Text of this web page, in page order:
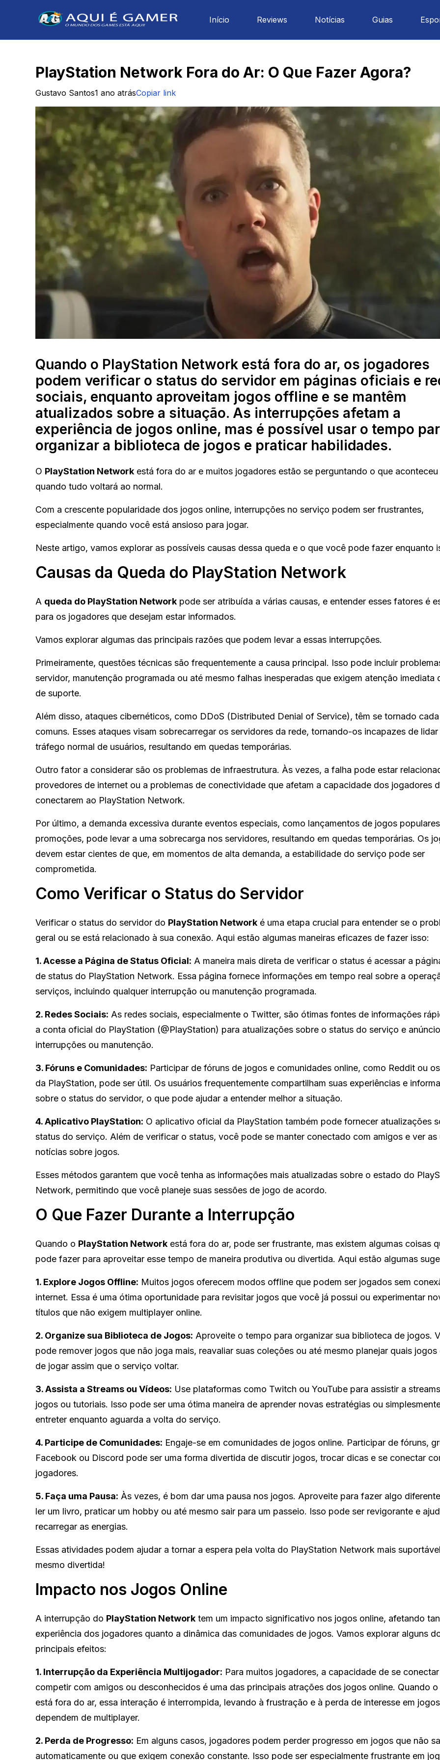
Início Reviews Notícias Guias
PlayStation Network Fora do Ar: O Que Fazer Agora?
Gustavo Santos1 ano atrásCopiar link
Quando o PlayStation Network está fora do ar, os jogadores
podem verificar o status do servidor em páginas oficiais e
sociais, enquanto aproveitam jogos offline e se mantêm
atualizados sobre a situação. As interrupções afetam a
experiência de jogos online, mas é possível usar o tempo
organizar a biblioteca de jogos e praticar habilidades.
O PlayStation Network está fora do ar e muitos jogadores estão se perguntando o que aconteceu
quando tudo voltará ao normal.
Com a crescente popularidade dos jogos online, interrupções no serviço podem ser frustrantes,
especialmente quando você está ansioso para jogar.
Neste artigo, vamos explorar as possíveis causas dessa queda e o que você pode fazer enquanto
Causas da Queda do PlayStation Network
A queda do PlayStation Network pode ser atribuída a várias causas, e entender esses fatores é
para os jogadores que desejam estar informados.
Vamos explorar algumas das principais razões que podem levar a essas interrupções.
Primeiramente, questões técnicas são frequentemente a causa principal. Isso pode incluir
servidor, manutenção programada ou até mesmo falhas inesperadas que exigem atenção imediata
de suporte.
Além disso, ataques cibernéticos, como DDoS (Distributed Denial of Service), têm se tornado
comuns. Esses ataques visam sobrecarregar os servidores da rede, tornando-os incapazes de
tráfego normal de usuários, resultando em quedas temporárias.
Outro fator a considerar são os problemas de infraestrutura. Às vezes, a falha pode estar
provedores de internet ou a problemas de conectividade que afetam a capacidade dos jogadores
conectarem ao PlayStation Network.
Por último, a demanda excessiva durante eventos especiais, como lançamentos de jogos
promoções, pode levar a uma sobrecarga nos servidores, resultando em quedas temporárias. Os
devem estar cientes de que, em momentos de alta demanda, a estabilidade do serviço pode ser
comprometida.
Como Verificar o Status do Servidor
Verificar o status do servidor do PlayStation Network é uma etapa crucial para entender se o
geral ou se está relacionado à sua conexão. Aqui estão algumas maneiras eficazes de fazer isso:
1. Acesse a Página de Status Oficial: A maneira mais direta de verificar o status é acessar a
de status do PlayStation Network. Essa página fornece informações em tempo real sobre a
serviços, incluindo qualquer interrupção ou manutenção programada.
2. Redes Sociais: As redes sociais, especialmente o Twitter, são ótimas fontes de informações
a conta oficial do PlayStation (@PlayStation) para atualizações sobre o status do serviço e
interrupções ou manutenção.
3. Fóruns e Comunidades: Participar de fóruns de jogos e comunidades online, como Reddit ou
da PlayStation, pode ser útil. Os usuários frequentemente compartilham suas experiências e
sobre o status do servidor, o que pode ajudar a entender melhor a situação.
4. Aplicativo PlayStation: O aplicativo oficial da PlayStation também pode fornecer atualizações
status do serviço. Além de verificar o status, você pode se manter conectado com amigos e ver as
notícias sobre jogos.
Esses métodos garantem que você tenha as informações mais atualizadas sobre o estado do
Network, permitindo que você planeje suas sessões de jogo de acordo.
O Que Fazer Durante a Interrupção
Quando o PlayStation Network está fora do ar, pode ser frustrante, mas existem algumas coisas
pode fazer para aproveitar esse tempo de maneira produtiva ou divertida. Aqui estão algumas
1. Explore Jogos Offline: Muitos jogos oferecem modos offline que podem ser jogados sem
internet. Essa é uma ótima oportunidade para revisitar jogos que você já possui ou experimentar
títulos que não exigem multiplayer online.
2. Organize sua Biblioteca de Jogos: Aproveite o tempo para organizar sua biblioteca de jogos.
pode remover jogos que não joga mais, reavaliar suas coleções ou até mesmo planejar quais jogos
de jogar assim que o serviço voltar.
3. Assista a Streams ou Vídeos: Use plataformas como Twitch ou YouTube para assistir a
jogos ou tutoriais. Isso pode ser uma ótima maneira de aprender novas estratégias ou
entreter enquanto aguarda a volta do serviço.
4. Participe de Comunidades: Engaje-se em comunidades de jogos online. Participar de fóruns,
Facebook ou Discord pode ser uma forma divertida de discutir jogos, trocar dicas e se conectar
jogadores.
5. Faça uma Pausa: Às vezes, é bom dar uma pausa nos jogos. Aproveite para fazer algo
ler um livro, praticar um hobby ou até mesmo sair para um passeio. Isso pode ser revigorante e
recarregar as energias.
Essas atividades podem ajudar a tornar a espera pela volta do PlayStation Network mais
mesmo divertida!
Impacto nos Jogos Online
A interrupção do PlayStation Network tem um impacto significativo nos jogos online, afetando
experiência dos jogadores quanto a dinâmica das comunidades de jogos. Vamos explorar alguns
principais efeitos:
1. Interrupção da Experiência Multijogador: Para muitos jogadores, a capacidade de se
competir com amigos ou desconhecidos é uma das principais atrações dos jogos online. Quando
está fora do ar, essa interação é interrompida, levando à frustração e à perda de interesse em
dependem de multiplayer.
2. Perda de Progresso: Em alguns casos, jogadores podem perder progresso em jogos que não
automaticamente ou que exigem conexão constante. Isso pode ser especialmente frustrante em